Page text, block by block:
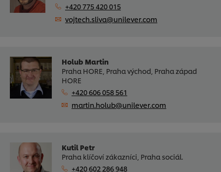
+420 775 420 015
vojtech.sliva@unilever.com
Holub Martin
Praha HORE, Praha východ, Praha západ
HORE
+420 606 058 561
martin.holub@unilever.com
Kutil Petr
Praha klíčoví zákazníci, Praha sociál.
+420 602 286 948